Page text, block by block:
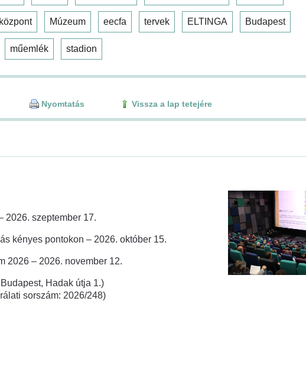
Múzeum eecfa tervek ELTINGA Budapest
műemlék stadion
Nyomtatás Vissza a lap tetejére
2026. szeptember 17.
kényes pontokon – 2026. október 15.
2026 – 2026. november 12.
Hadak útja 1.)
sorszám: 2026/248)